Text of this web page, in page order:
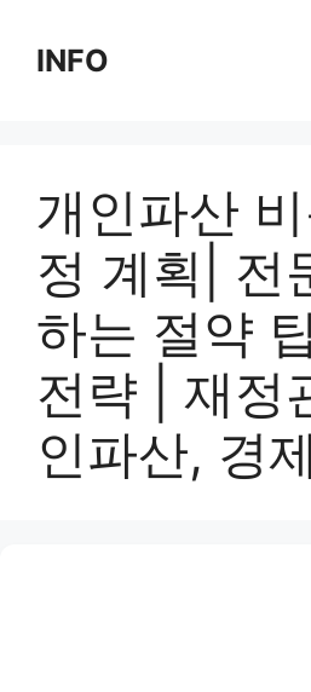
contentINFO
개인파산
정 계획| 전
하는 절약
전략 | 재정
인파산, 경